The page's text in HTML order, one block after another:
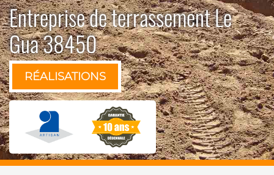
Entreprise de terrassement Le
Gua 38450
RÉALISATIONS